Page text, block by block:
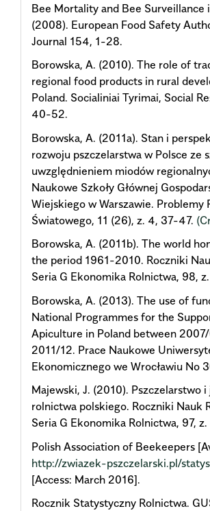
Bee Mortality and Bee Surveillance
(2008). European Food Safety
Journal 154, 1-28.
Borowska, A. (2010). The role of
regional food products in rural
Poland. Socialiniai Tyrimai, Social
40-52.
Borowska, A. (2011a). Stan i
rozwoju pszczelarstwa w Polsce ze
uwzględnieniem miodów
Naukowe Szkoły Głównej
Wiejskiego w Warszawie. Problemy
Światowego, 11 (26), z. 4, 37-47.
Borowska, A. (2011b). The world
the period 1961-2010. Roczniki
Seria G Ekonomika Rolnictwa, 98,
Borowska, A. (2013). The use of
National Programmes for the
Apiculture in Poland between
2011/12. Prace Naukowe
Ekonomicznego we Wrocławiu No
Majewski, J. (2010). Pszczelarstwo
rolnictwa polskiego. Roczniki Nauk
Seria G Ekonomika Rolnictwa, 97,
Polish Association of Beekeepers
http://zwiazek-pszczelarski.pl/
[Access: March 2016].
Rocznik Statystyczny Rolnictwa.